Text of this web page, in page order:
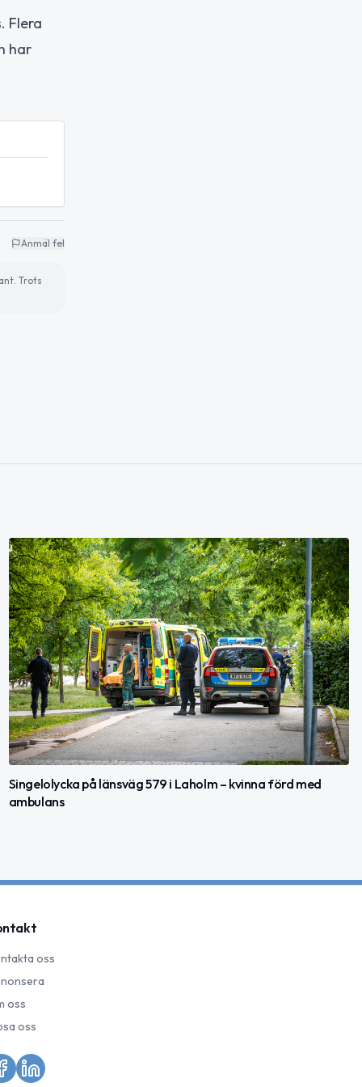
Flera
har
Anmäl fel
Trots
Singelolycka på länsväg 579 i Laholm – kvinna förd med
ambulans
oss
oss
oss